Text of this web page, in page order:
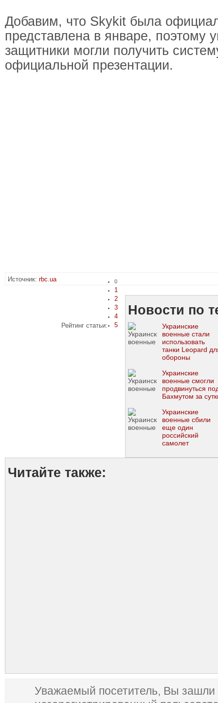
Добавим, что Skykit была
представлена в январе, поэтому
защитники могли получить
официальной презентации.
Источник: rbc.ua
Рейтинг статьи:
0
1
2
3
4
5
Новости по
Украинские
военные стали
использовать
танки Leopard
обороны
Украинские
военные смогли
продвинуться
Бахмутом за
Украинские
военные сбили
еще один
российский
самолет
Читайте также:
Уважаемый посетитель, Вы зашли